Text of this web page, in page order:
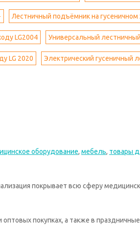
Лестничный подъёмник на гусеничном
LG2004 Универсальный
LG 2020 Электрический гусеничный
оборудование, мебель, товары
покрывает всю сферу
оптовых покупках, а также в